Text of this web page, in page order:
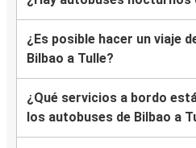
¿Es posible hacer un viaje
Bilbao a Tulle?
¿Qué servicios a bordo
los autobuses de Bilbao a